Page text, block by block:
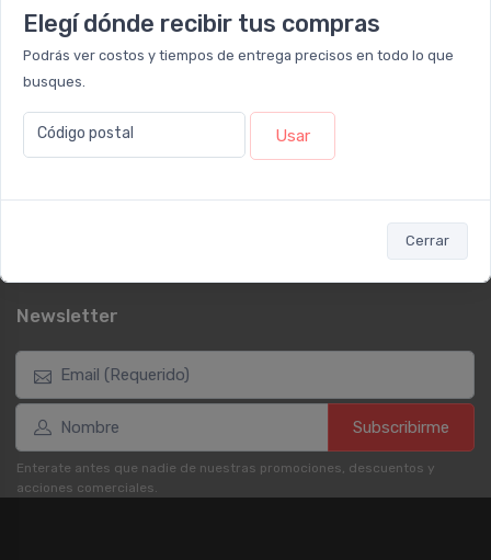
Elegí dónde recibir tus compras
Podrás ver costos y tiempos de entrega precisos en todo lo que
busques.
Código postal Usar
Cerrar
Contacto
Botón de arrepentimiento
Términos y condiciones
Newsletter
Subscribirme
Enterate antes que nadie de nuestras promociones, descuentos y
acciones comerciales.